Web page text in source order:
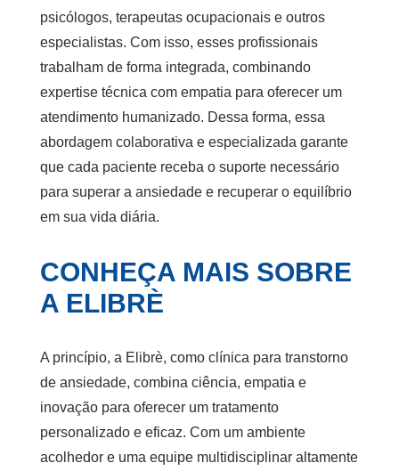
psicólogos, terapeutas ocupacionais e outros
especialistas. Com isso, esses profissionais
trabalham de forma integrada, combinando
expertise técnica com empatia para oferecer um
atendimento humanizado. Dessa forma, essa
abordagem colaborativa e especializada garante
que cada paciente receba o suporte necessário
para superar a ansiedade e recuperar o equilíbrio
em sua vida diária.
CONHEÇA MAIS SOBRE
A ELIBRÈ
A princípio, a Elibrè, como clínica para transtorno
de ansiedade, combina ciência, empatia e
inovação para oferecer um tratamento
personalizado e eficaz. Com um ambiente
acolhedor e uma equipe multidisciplinar altamente